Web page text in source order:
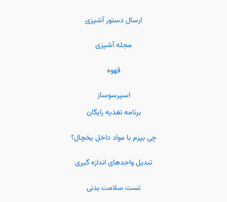
ارسال دستور آشپزی
مجله آشپزی
قهوه
اسپرسوساز
برنامه تغذیه رایگان
چی بپزم با مواد داخل یخچال؟
تبدیل واحدهای اندازه گیری
تست سلامت بدنی